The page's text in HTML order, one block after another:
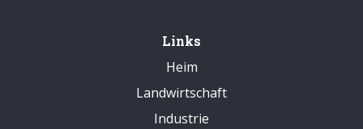
Links
Heim
Landwirtschaft
Industrie